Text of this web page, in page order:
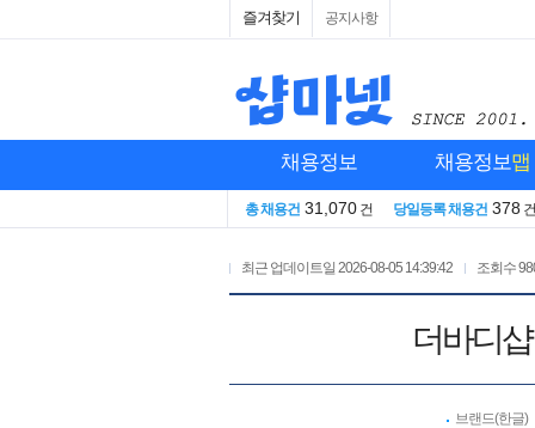
즐겨찾기 공지사항
채용정보 채용정보맵
총 채용건 31,070 건 당일등록 채용건 378 건
최근 업데이트일 2026-08-05 14:39:42 조회수
더바디
브랜드(한글)